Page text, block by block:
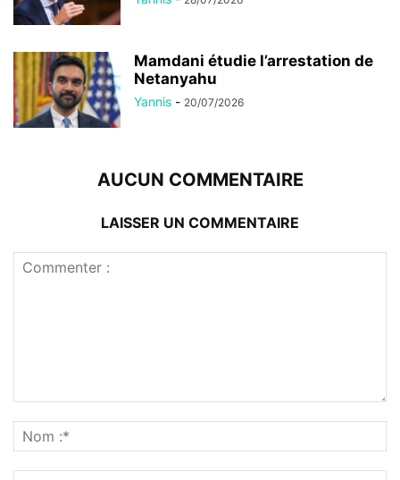
Mamdani étudie l’arrestation de
Netanyahu
Yannis - 20/07/2026
AUCUN COMMENTAIRE
LAISSER UN COMMENTAIRE